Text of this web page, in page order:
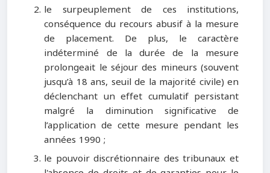
le surpeuplement de ces institutions,
conséquence du recours abusif à la mesure
de placement. De plus, le caractère
indéterminé de la durée de la mesure
prolongeait le séjour des mineurs (souvent
jusqu’à 18 ans, seuil de la majorité civile) en
déclenchant un effet cumulatif persistant
malgré la diminution significative de
l’application de cette mesure pendant les
années 1990 ;
le pouvoir discrétionnaire des tribunaux et